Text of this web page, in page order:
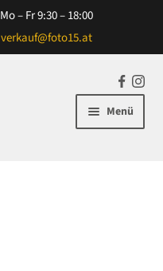
Mo – Fr 9:30 – 18:00
verkauf@foto15.at
F
c
In
st
ag
Menü